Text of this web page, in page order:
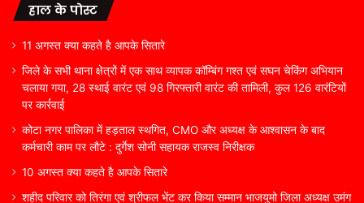
हाल के पोस्ट
11 अगस्त क्या कहते है आपके सितारे
जिले के सभी थाना क्षेत्रों में एक साथ व्यापक कॉम्बिंग गश्त एवं सघन चेकिंग अभियान
चलाया गया, 28 स्थाई वारंट एवं 98 गिरफ्तारी वारंट की तामिली, कुल 126 वारंटियों
पर कार्रवाई
कोटा नगर पालिका में हड़ताल स्थगित, CMO और अध्यक्ष के आश्वासन के बाद
कर्मचारी काम पर लौटे : दुर्गेश सोनी सहायक राजस्व निरीक्षक
10 अगस्त क्या कहते है आपके सितारे
शहीद परिवार को तिरंगा एवं श्रीफल भेंट कर किया सम्मान भाजयुमो जिला अध्यक्ष उमंग